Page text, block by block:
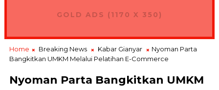
GOLD ADS (1170 X 350)
Home Breaking News Kabar Gianyar
Nyoman Parta
Bangkitkan UMKM Melalui Pelatihan E-Commerce
Nyoman Parta Bangkitkan UMKM